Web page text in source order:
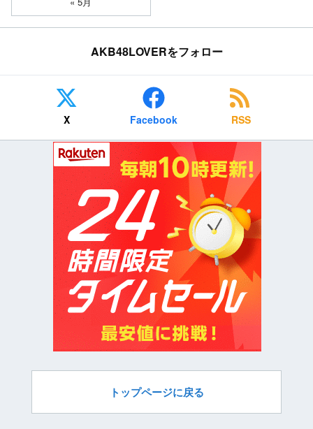
AKB48LOVERをフォロー
X Facebook RSS
トップページに戻る